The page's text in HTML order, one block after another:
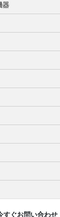
器
すぐお問い合わせ